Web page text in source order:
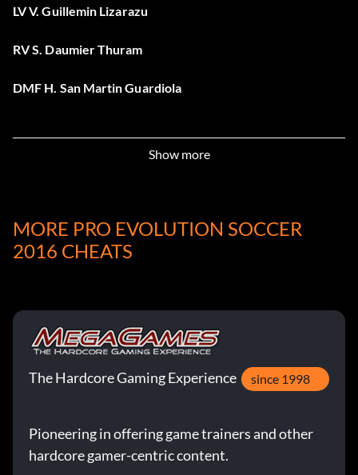
LV V. Guillemin Lizarazu
RV S. Daumier Thuram
DMF H. San Martin Guardiola
DMF V. de Broglie Makélélé
ZMF N. Gusmeroli Vieira
RM E. Rego Figo
RM E. Saunders Beckham
OMF A. Brabec Nedved
Show more
MORE PRO EVOLUTION SOCCER
2016 CHEATS
The Hardcore Gaming Experience since 1998
Pioneering in offering game trainers and other
hardcore gamer-centric content.